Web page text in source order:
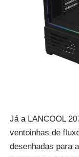
Já a LANCOOL
ventoinhas de
desenhadas para